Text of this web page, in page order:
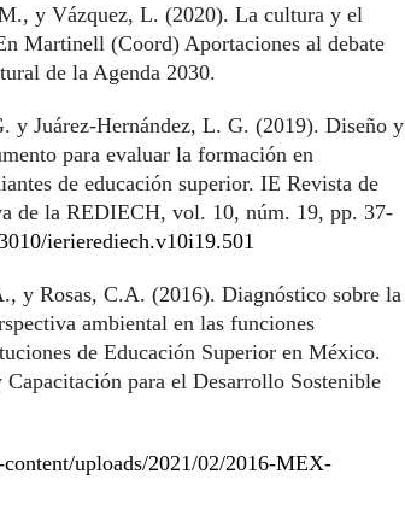
y Vázquez, L. (2020). La cultura y el
Martinell (Coord) Aportaciones al debate
de la Agenda 2030.
y Juárez-Hernández, L. G. (2019). Diseño y
para evaluar la formación en
de educación superior. IE Revista de
de la REDIECH, vol. 10, núm. 19, pp. 37-
ierierediech.v10i19.501
y Rosas, C.A. (2016). Diagnóstico sobre la
ambiental en las funciones
de Educación Superior en México.
para el Desarrollo Sostenible
uploads/2021/02/2016-MEX-